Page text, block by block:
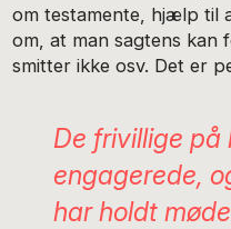
om testamente, hjælp til
om, at man sagtens kan
smitter ikke osv. Det er
De frivillige på
engagerede,
har holdt